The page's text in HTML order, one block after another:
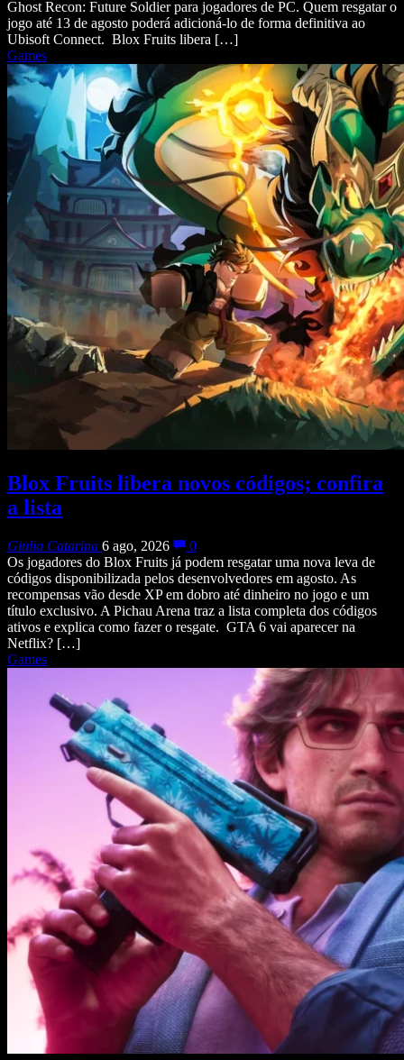
Ghost Recon: Future Soldier para jogadores de PC. Quem resgatar o
jogo até 13 de agosto poderá adicioná-lo de forma definitiva ao
Ubisoft Connect. Blox Fruits libera […]
Games
Blox Fruits libera novos códigos; confira
a lista
Giulia Catarina 6 ago, 2026
0
Os jogadores do Blox Fruits já podem resgatar uma nova leva de
códigos disponibilizada pelos desenvolvedores em agosto. As
recompensas vão desde XP em dobro até dinheiro no jogo e um
título exclusivo. A Pichau Arena traz a lista completa dos códigos
ativos e explica como fazer o resgate. GTA 6 vai aparecer na
Netflix? […]
Games